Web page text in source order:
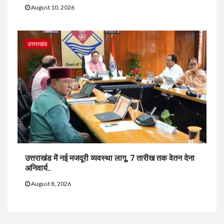
August 10, 2026
उत्तराखंड
उत्तराखंड में नई मजदूरी व्यवस्था लागू, 7 तारीख तक वेतन देना
अनिवार्य..
August 8, 2026